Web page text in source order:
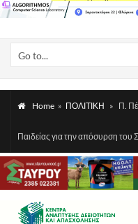
Go to...
Home » ΠΟΛΙΤΙΚΗ » Π.
Παιδείας για την απόσυρση του